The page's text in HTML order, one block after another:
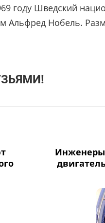
году Шведский
Альфред Нобель.